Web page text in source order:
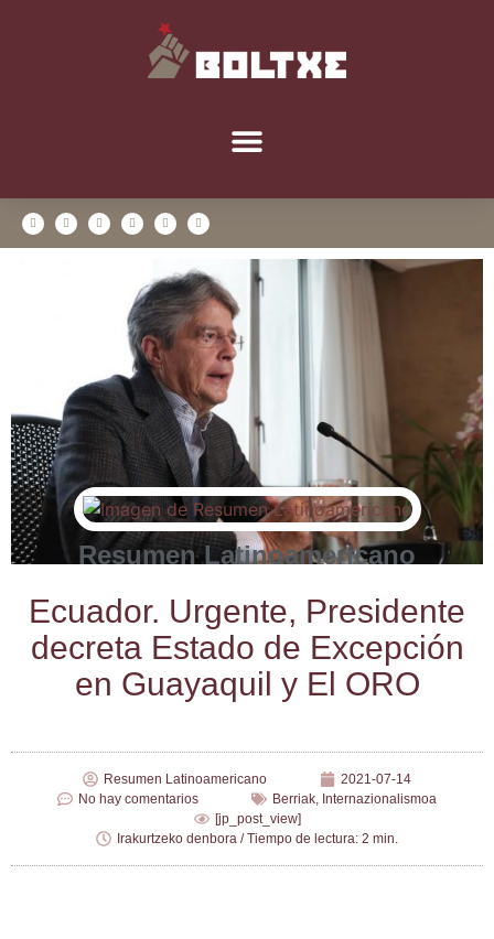
Resumen Latinoamericano
Ecua­dor. Urgen­te, Pre­si­den­te
decre­ta Esta­do de Excep­ción
en Gua­ya­quil y El ORO
Resumen Latinoamericano
2021-07-14
No hay comentarios
Berriak Internazionalismoa
[jp_post_view]
Irakurtzeko denbora / Tiempo de lectura: 2 min.